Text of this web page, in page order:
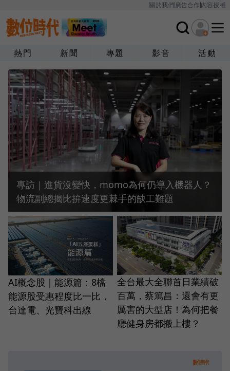
關於我們廣告合作內容授權
熱門 新聞 專題 影音 活動
專訪｜進貨沒變快，momo為何仍導入機器人？
物流副總揭比拚速度更棘手的缺工難題
AI概念股｜能源篇：8檔
能源股受惠程度比一比，
台達電、光寶科出線
全台最大全聯首日業績破
百萬，蔡篤昌：還會有更
厲害的大型店！為何把餐
廳健身房都搬上樓？